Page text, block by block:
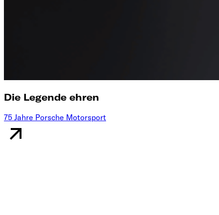
Die Legende ehren
75 Jahre Porsche Motorsport